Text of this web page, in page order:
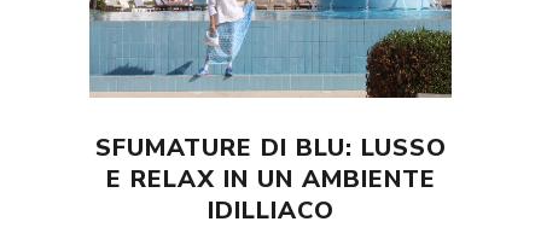
SFUMATURE DI BLU: LUSSO
E RELAX IN UN AMBIENTE
IDILLIACO